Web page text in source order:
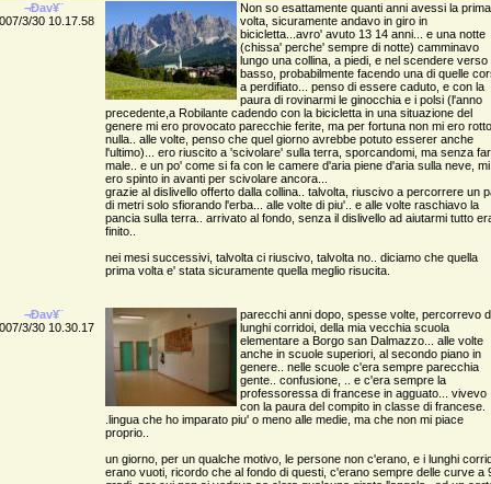
¬Ðav¥¨
3/30 10.17.58
Non so esattamente quanti anni avessi la prima
volta, sicuramente andavo in giro in
bicicletta...avro' avuto 13 14 anni... e una notte
(chissa' perche' sempre di notte) camminavo
lungo una collina, a piedi, e nel scendere verso
basso, probabilmente facendo una di quelle
a perdifiato... penso di essere caduto, e con la
paura di rovinarmi le ginocchia e i polsi (l'anno
precedente,a Robilante cadendo con la bicicletta in una situazione del
genere mi ero provocato parecchie ferite, ma per fortuna non mi ero rotto
nulla.. alle volte, penso che quel giorno avrebbe potuto esserer anche
l'ultimo)... ero riuscito a 'scivolare' sulla terra, sporcandomi, ma senza
male.. e un po' come si fa con le camere d'aria piene d'aria sulla neve, mi
ero spinto in avanti per scivolare ancora...
grazie al dislivello offerto dalla collina.. talvolta, riuscivo a percorrere un
di metri solo sfiorando l'erba... alle volte di piu'.. e alle volte raschiavo la
pancia sulla terra.. arrivato al fondo, senza il dislivello ad aiutarmi tutto
finito..
nei mesi successivi, talvolta ci riuscivo, talvolta no.. diciamo che quella
prima volta e' stata sicuramente quella meglio risucita.
¬Ðav¥¨
3/30 10.30.17
parecchi anni dopo, spesse volte, percorrevo
lunghi corridoi, della mia vecchia scuola
elementare a Borgo san Dalmazzo... alle volte
anche in scuole superiori, al secondo piano in
genere.. nelle scuole c'era sempre parecchia
gente.. confusione, .. e c'era sempre la
professoressa di francese in agguato... vivevo
con la paura del compito in classe di francese.
.lingua che ho imparato piu' o meno alle medie, ma che non mi piace
proprio..
un giorno, per un qualche motivo, le persone non c'erano, e i lunghi
erano vuoti, ricordo che al fondo di questi, c'erano sempre delle curve a